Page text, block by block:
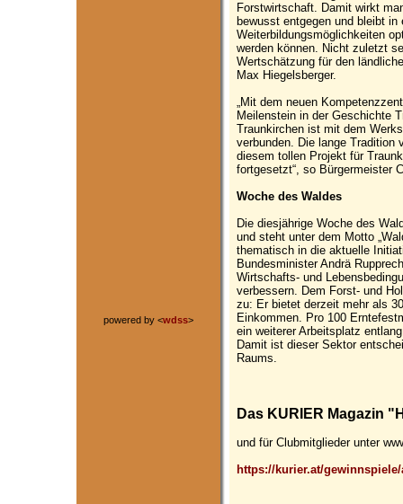
powered by <wdss>
Forstwirtschaft. Damit wirkt
bewusst entgegen und bleibt
Weiterbildungsmöglichkeiten
werden können. Nicht zuletzt
Wertschätzung für den
Max Hiegelsberger.
„Mit dem neuen
Meilenstein in der Geschichte
Traunkirchen ist mit dem
verbunden. Die lange
diesem tollen Projekt für
fortgesetzt“, so Bürgermeister
Woche des Waldes
Die diesjährige Woche des
und steht unter dem Motto
thematisch in die aktuelle
Bundesminister Andrä
Wirtschafts- und
verbessern. Dem Forst- und
zu: Er bietet derzeit mehr als
Einkommen. Pro 100
ein weiterer Arbeitsplatz
Damit ist dieser Sektor
Raums.
Das KURIER Magazin
und für Clubmitglieder unter
https://kurier.at/